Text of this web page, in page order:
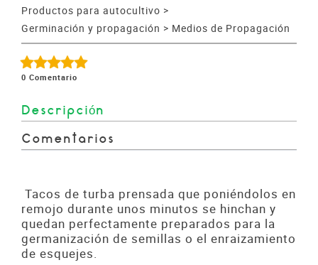
Productos para autocultivo >
Germinación y propagación > Medios de Propagación
0 Comentario
Descripción
Comentarios
Tacos de turba prensada que poniéndolos en
remojo durante unos minutos se hinchan y
quedan perfectamente preparados para la
germanización de semillas o el enraizamiento
de esquejes.